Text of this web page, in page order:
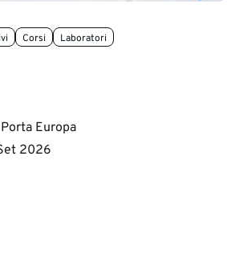
Corsi Laboratori
Europa
2026